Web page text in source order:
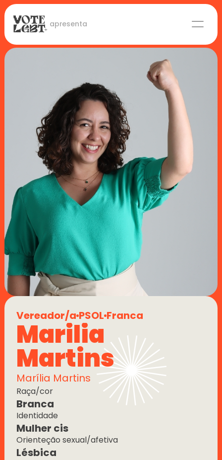
apresenta
Lideranças eleitas
Sobre
Vereador/a PSOL Franca
Marilia
Martins
Marília Martins
Branca
Raça/cor
Mulher cis
Identidade
Lésbica
Orienteção sexual/afetiva